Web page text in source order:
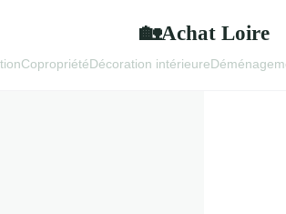
🏡Achat Loire
CopropriétéDécoration intérieure